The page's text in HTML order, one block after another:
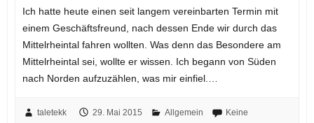
Ich hatte heute einen seit langem vereinbarten Termin mit
einem Geschäftsfreund, nach dessen Ende wir durch das
Mittelrheintal fahren wollten. Was denn das Besondere am
Mittelrheintal sei, wollte er wissen. Ich begann von Süden
nach Norden aufzuzählen, was mir einfiel.…
taletekk 29. Mai 2015 Allgemein
Keine